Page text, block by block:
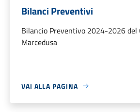
Bilanci Preventivi
Bilancio Preventivo 2024-2026 del
Marcedusa
VAI ALLA PAGINA